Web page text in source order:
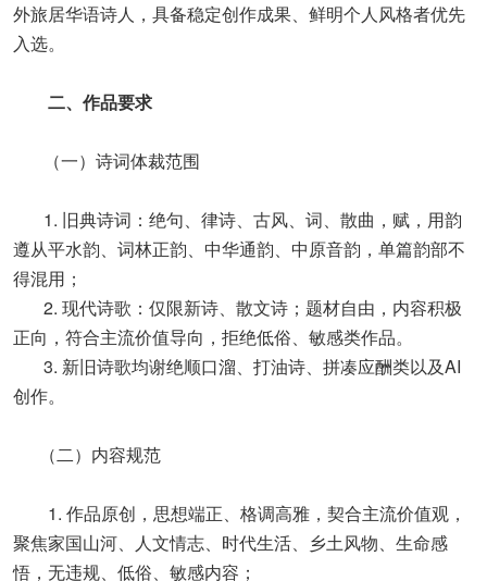
外旅居华语诗人，具备稳定创作成果、鲜明个人风格者优先
入选。
二、作品要求
（一）诗词体裁范围
1. 旧典诗词：绝句、律诗、古风、词、散曲，赋，用韵
遵从平水韵、词林正韵、中华通韵、中原音韵，单篇韵部不
得混用；
2. 现代诗歌：仅限新诗、散文诗；题材自由，内容积极
正向，符合主流价值导向，拒绝低俗、敏感类作品。
3. 新旧诗歌均谢绝顺口溜、打油诗、拼凑应酬类以及AI
创作。
（二）内容规范
1. 作品原创，思想端正、格调高雅，契合主流价值观，
聚焦家国山河、人文情志、时代生活、乡土风物、生命感
悟，无违规、低俗、敏感内容；